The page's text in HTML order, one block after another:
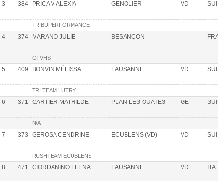
3 384 PRICAM ALEXIA GENOLIER VD SUI
TRIBUPERFORMANCE
4 374 MARANO JULIE BESANÇON
GTVHS
5 409 BONVIN MÉLISSA LAUSANNE VD SUI
TRI TEAM LUTRY
6 371 CARTIER MATHILDE PLAN-LES-OUATES GE SUI
N/A
7 373 GEROSA CENDRINE ECUBLENS (VD) VD SUI
RUSHTEAM ECUBLENS
8 471 GIORDANINO ELENA LAUSANNE VD ITA